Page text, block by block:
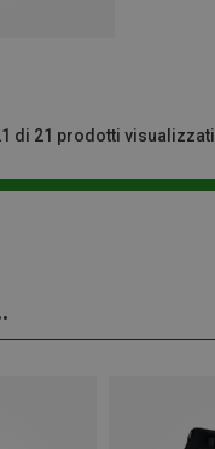
di 21 prodotti visualizzati